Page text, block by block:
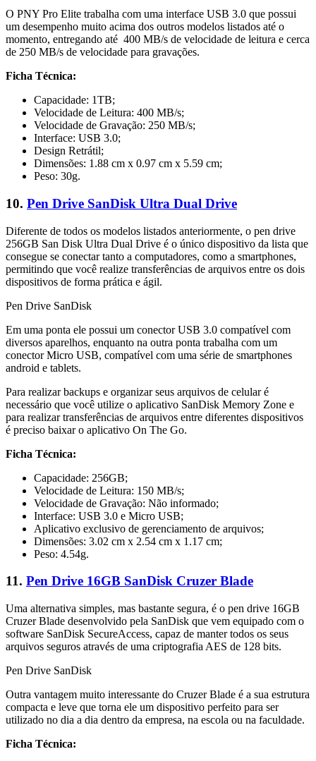
O PNY Pro Elite trabalha com uma interface USB 3.0 que possui
um desempenho muito acima dos outros modelos listados até o
momento, entregando até 400 MB/s de velocidade de leitura e cerca
de 250 MB/s de velocidade para gravações.
Ficha Técnica:
Capacidade: 1TB;
Velocidade de Leitura: 400 MB/s;
Velocidade de Gravação: 250 MB/s;
Interface: USB 3.0;
Design Retrátil;
Dimensões: 1.88 cm x 0.97 cm x 5.59 cm;
Peso: 30g.
10. Pen Drive SanDisk Ultra Dual Drive
Diferente de todos os modelos listados anteriormente, o pen drive
256GB San Disk Ultra Dual Drive é o único dispositivo da lista que
consegue se conectar tanto a computadores, como a smartphones,
permitindo que você realize transferências de arquivos entre os dois
dispositivos de forma prática e ágil.
Pen Drive SanDisk
Em uma ponta ele possui um conector USB 3.0 compatível com
diversos aparelhos, enquanto na outra ponta trabalha com um
conector Micro USB, compatível com uma série de smartphones
android e tablets.
Para realizar backups e organizar seus arquivos de celular é
necessário que você utilize o aplicativo SanDisk Memory Zone e
para realizar transferências de arquivos entre diferentes dispositivos
é preciso baixar o aplicativo On The Go.
Ficha Técnica:
Capacidade: 256GB;
Velocidade de Leitura: 150 MB/s;
Velocidade de Gravação: Não informado;
Interface: USB 3.0 e Micro USB;
Aplicativo exclusivo de gerenciamento de arquivos;
Dimensões: 3.02 cm x 2.54 cm x 1.17 cm;
Peso: 4.54g.
11. Pen Drive 16GB SanDisk Cruzer Blade
Uma alternativa simples, mas bastante segura, é o pen drive 16GB
Cruzer Blade desenvolvido pela SanDisk que vem equipado com o
software SanDisk SecureAccess, capaz de manter todos os seus
arquivos seguros através de uma criptografia AES de 128 bits.
Pen Drive SanDisk
Outra vantagem muito interessante do Cruzer Blade é a sua estrutura
compacta e leve que torna ele um dispositivo perfeito para ser
utilizado no dia a dia dentro da empresa, na escola ou na faculdade.
Ficha Técnica: